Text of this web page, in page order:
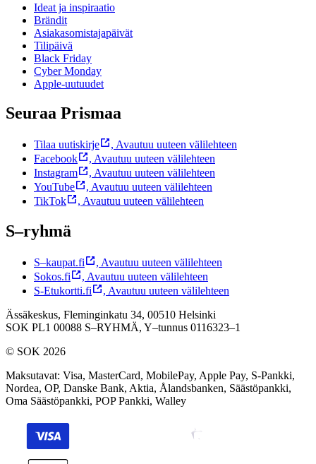
Ideat ja inspiraatio
Brändit
Asiakasomistajapäivät
Tilipäivä
Black Friday
Cyber Monday
Apple-uutuudet
Seuraa Prismaa
Tilaa uutiskirje , Avautuu uuteen välilehteen
Facebook
, Avautuu uuteen välilehteen
Instagram
, Avautuu uuteen välilehteen
YouTube
, Avautuu uuteen välilehteen
TikTok
, Avautuu uuteen välilehteen
S–ryhmä
S–kaupat.fi , Avautuu uuteen välilehteen
Sokos.fi
, Avautuu uuteen välilehteen
S-Etukortti.fi
, Avautuu uuteen välilehteen
Ässäkeskus, Fleminginkatu 34, 00510 Helsinki
SOK PL1 00088 S–RYHMÄ, Y–tunnus 0116323–1
© SOK 2026
Maksutavat: Visa, MasterCard, MobilePay, Apple Pay, S-Pankki,
Nordea, OP, Danske Bank, Aktia, Ålandsbanken, Säästöpankki,
Oma Säästöpankki, POP Pankki, Walley